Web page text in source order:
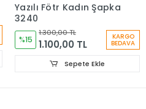
Yazılı Fötr Kadın Şapka
3240
%15
1.300,00 TL
1.100,00 TL
KARGO
BEDAVA
Sepete Ekle